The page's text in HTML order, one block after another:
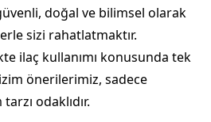
doğal ve bilimsel olarak
sizi rahatlatmaktır.
ilaç kullanımı konusunda tek
önerilerimiz, sadece
odaklıdır.